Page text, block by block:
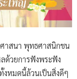
าสนา พุทธศาสนิกชน
ด้วยการฟังพระฟัง
งหมดนี้ล้วนเป็นสิ่งดีๆ